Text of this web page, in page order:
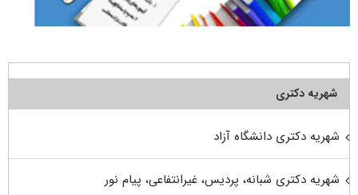
شهریه دکتری
شهریه دکتری دانشگاه آزاد
شهریه دکتری شبانه، پردیس، غیرانتفاعی، پیام نور